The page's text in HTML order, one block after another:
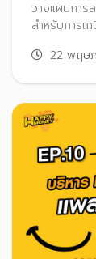
วางแผนการ
สำหรับการเ
22 พฤษ